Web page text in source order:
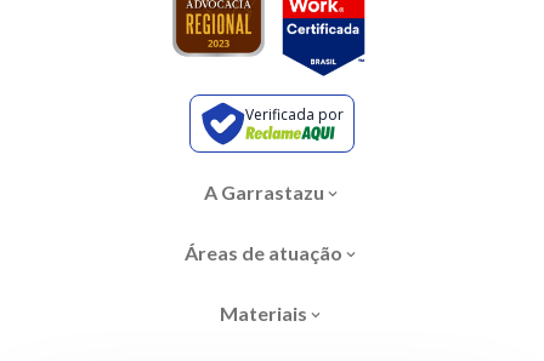
Verificada por
A Garrastazu
Áreas de atuação
Materiais